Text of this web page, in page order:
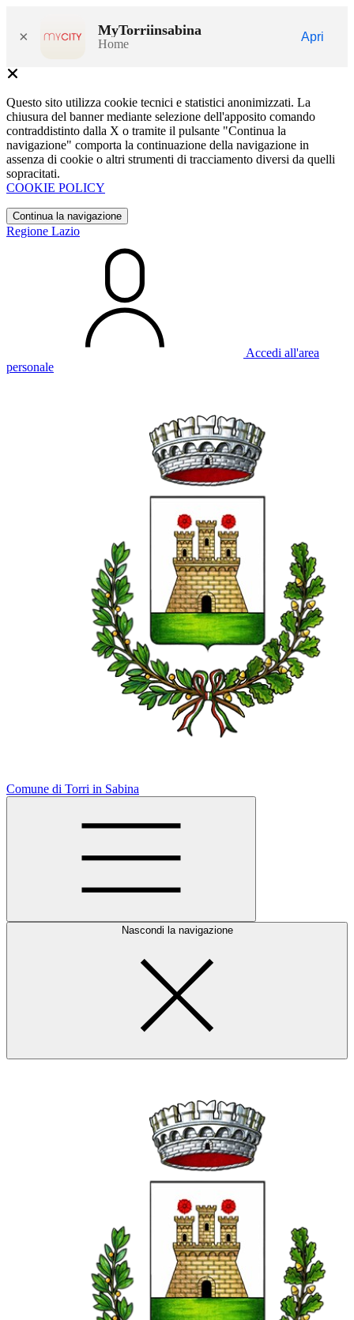
× MyTorriinsabina
Home
Apri
Questo sito utilizza cookie tecnici e statistici anonimizzati. La
chiusura del banner mediante selezione dell'apposito comando
contraddistinto dalla X o tramite il pulsante "Continua la
navigazione" comporta la continuazione della navigazione in
assenza di cookie o altri strumenti di tracciamento diversi da quelli
sopracitati.
COOKIE POLICY
Continua la navigazione
Regione Lazio
Accedi all'area
personale
Comune di Torri in Sabina
Nascondi la navigazione